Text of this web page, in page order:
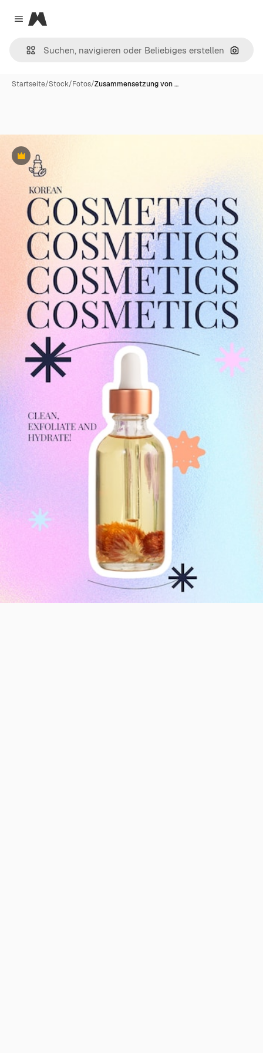
Close menu
Magnific
Nach
Startseite/Stock/Fotos/Zusammensetzung von …
Premium